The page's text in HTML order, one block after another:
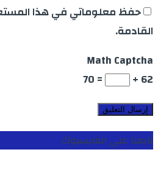
حفظ معلوماتي في هذا
القادمة.
Math Captcha
62 +
= 70
تابعنا على الفايسبوك